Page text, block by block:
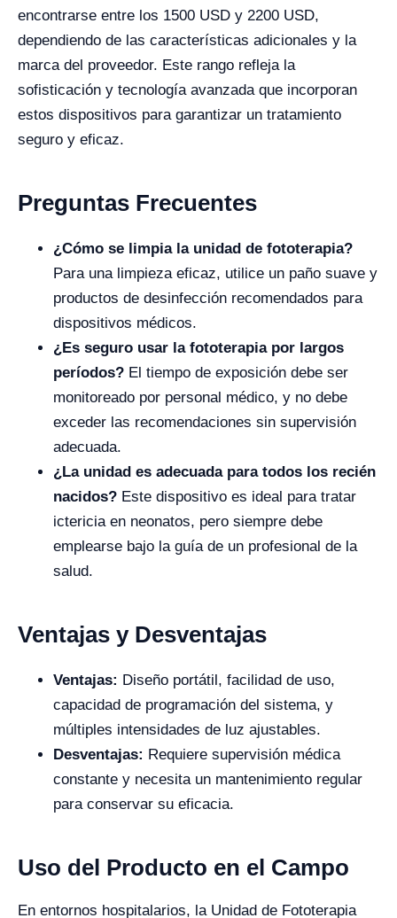
encontrarse entre los 1500 USD y 2200 USD,
dependiendo de las características adicionales y la
marca del proveedor. Este rango refleja la
sofisticación y tecnología avanzada que incorporan
estos dispositivos para garantizar un tratamiento
seguro y eficaz.
Preguntas Frecuentes
¿Cómo se limpia la unidad de fototerapia?
Para una limpieza eficaz, utilice un paño suave y
productos de desinfección recomendados para
dispositivos médicos.
¿Es seguro usar la fototerapia por largos
períodos? El tiempo de exposición debe ser
monitoreado por personal médico, y no debe
exceder las recomendaciones sin supervisión
adecuada.
¿La unidad es adecuada para todos los recién
nacidos? Este dispositivo es ideal para tratar
ictericia en neonatos, pero siempre debe
emplearse bajo la guía de un profesional de la
salud.
Ventajas y Desventajas
Ventajas: Diseño portátil, facilidad de uso,
capacidad de programación del sistema, y
múltiples intensidades de luz ajustables.
Desventajas: Requiere supervisión médica
constante y necesita un mantenimiento regular
para conservar su eficacia.
Uso del Producto en el Campo
En entornos hospitalarios, la Unidad de Fototerapia